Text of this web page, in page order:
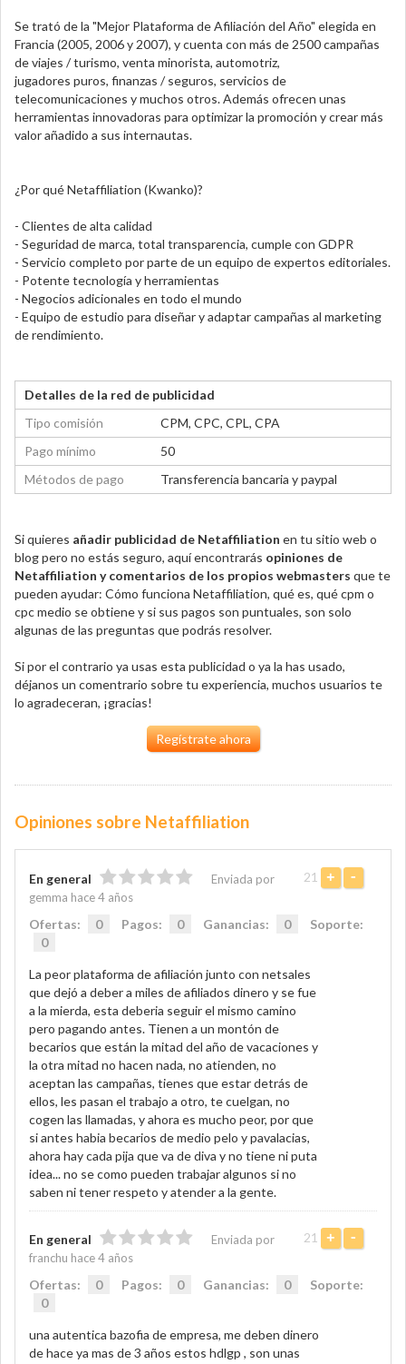
Se trató de la "Mejor Plataforma de Afiliación del Año" elegida en
Francia (2005, 2006 y 2007), y cuenta con más de 2500 campañas
de viajes / turismo, venta minorista, automotriz,
jugadores puros, finanzas / seguros, servicios de
telecomunicaciones y muchos otros. Además ofrecen unas
herramientas innovadoras para optimizar la promoción y crear más
valor añadido a sus internautas.
¿Por qué Netaffiliation (Kwanko)?
- Clientes de alta calidad
- Seguridad de marca, total transparencia, cumple con GDPR
- Servicio completo por parte de un equipo de expertos editoriales.
- Potente tecnología y herramientas
- Negocios adicionales en todo el mundo
- Equipo de estudio para diseñar y adaptar campañas al marketing
de rendimiento.
Detalles de la red de publicidad
Tipo comisión
CPM, CPC, CPL, CPA
Pago mínimo
50
Métodos de pago
Transferencia bancaria y paypal
Si quieres añadir publicidad de Netaffiliation en tu sitio web o
blog pero no estás seguro, aquí encontrarás opiniones de
Netaffiliation y comentarios de los propios webmasters que te
pueden ayudar: Cómo funciona Netaffiliation, qué es, qué cpm o
cpc medio se obtiene y si sus pagos son puntuales, son solo
algunas de las preguntas que podrás resolver.
Si por el contrario ya usas esta publicidad o ya la has usado,
déjanos un comentrario sobre tu experiencia, muchos usuarios te
lo agradeceran, ¡gracias!
Regístrate ahora
Opiniones sobre Netaffiliation
21 + -
En general
Enviada por
gemma hace 4 años
Ofertas: 0 Pagos: 0 Ganancias: 0
Soporte:
0
La peor plataforma de afiliación junto con netsales
que dejó a deber a miles de afiliados dinero y se fue
a la mierda, esta deberia seguir el mismo camino
pero pagando antes. Tienen a un montón de
becarios que están la mitad del año de vacaciones y
la otra mitad no hacen nada, no atienden, no
aceptan las campañas, tienes que estar detrás de
ellos, les pasan el trabajo a otro, te cuelgan, no
cogen las llamadas, y ahora es mucho peor, por que
si antes habia becarios de medio pelo y pavalacias,
ahora hay cada pija que va de diva y no tiene ni puta
idea... no se como pueden trabajar algunos si no
saben ni tener respeto y atender a la gente.
21 + -
En general
Enviada por
franchu hace 4 años
Ofertas: 0 Pagos: 0 Ganancias: 0
Soporte:
0
una autentica bazofia de empresa, me deben dinero
de hace ya mas de 3 años estos hdlgp , son unas